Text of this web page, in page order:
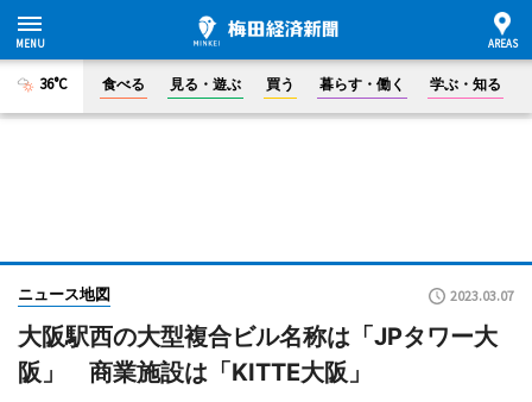
36°C 食べる 見る・遊ぶ 買う 暮らす・働く 学ぶ・知る
ニュース地図 2023.03.07
大阪駅西の大型複合ビル名称は「JPタワー大
阪」 商業施設は「KITTE大阪」